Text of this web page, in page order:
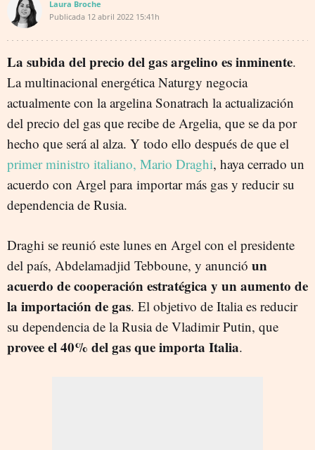
Laura Broche
Publicada 12 abril 2022 15:41h
La subida del precio del gas argelino es inminente.
La multinacional energética Naturgy negocia
actualmente con la argelina Sonatrach la actualización
del precio del gas que recibe de Argelia, que se da por
hecho que será al alza. Y todo ello después de que el
primer ministro italiano, Mario Draghi, haya cerrado un
acuerdo con Argel para importar más gas y reducir su
dependencia de Rusia.
Draghi se reunió este lunes en Argel con el presidente
del país, Abdelamadjid Tebboune, y anunció un
acuerdo de cooperación estratégica y un aumento de
la importación de gas. El objetivo de Italia es reducir
su dependencia de la Rusia de Vladimir Putin, que
provee el 40% del gas que importa Italia.